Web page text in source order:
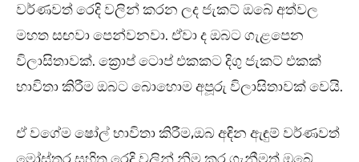
වර්ණවත් රෙදි වලින් කරන ලද ජැකට් ඔබේ අත්වල
මහත සඟවා පෙන්වනවා. ඒවා ද ඔබට ගැළපෙන
විලාසිතාවක්. ක්‍රොප් ටොප් එකකට දිගු ජැකට් එකක්
භාවිතා කිරීම ඔබට බොහොම අපූරු විලාසිතාවක් වෙයි.
ඒ වගේම ෂෝල් භාවිතා කිරීම,ඔබ අඳින ඇඳුම් වර්ණවත්